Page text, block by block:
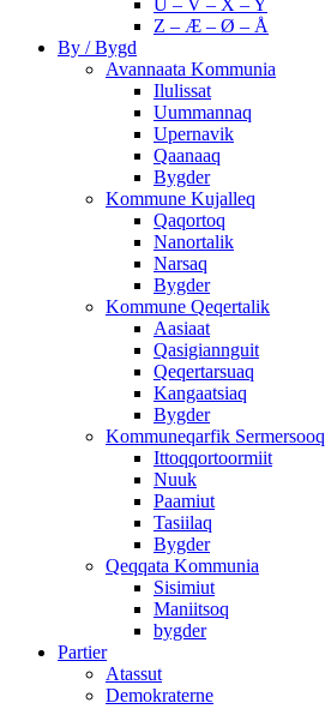
U – V – X – Y
Z – Æ – Ø – Å
By / Bygd
Avannaata Kommunia
Ilulissat
Uummannaq
Upernavik
Qaanaaq
Bygder
Kommune Kujalleq
Qaqortoq
Nanortalik
Narsaq
Bygder
Kommune Qeqertalik
Aasiaat
Qasigiannguit
Qeqertarsuaq
Kangaatsiaq
Bygder
Kommuneqarfik Sermersooq
Ittoqqortoormiit
Nuuk
Paamiut
Tasiilaq
Bygder
Qeqqata Kommunia
Sisimiut
Maniitsoq
bygder
Partier
Atassut
Demokraterne